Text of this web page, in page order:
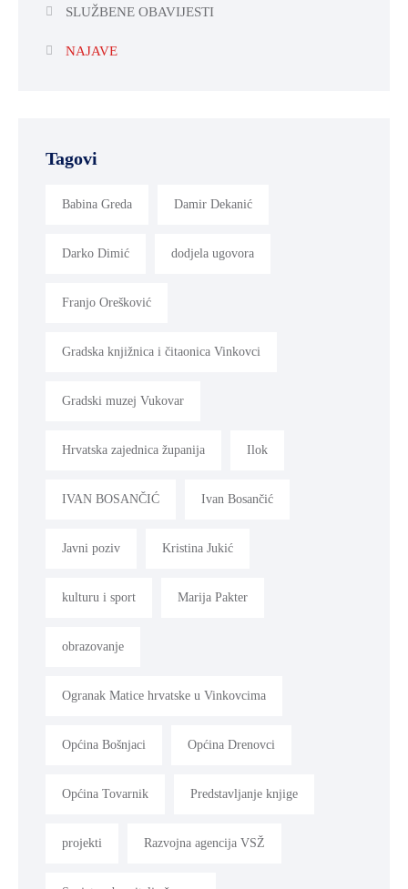
SLUŽBENE OBAVIJESTI
NAJAVE
Tagovi
Babina Greda Damir Dekanić
Darko Dimić dodjela ugovora
Franjo Orešković
Gradska knjižnica i čitaonica Vinkovci
Gradski muzej Vukovar
Hrvatska zajednica županija Ilok
IVAN BOSANČIĆ Ivan Bosančić
Javni poziv Kristina Jukić
kulturu i sport Marija Pakter
obrazovanje
Ogranak Matice hrvatske u Vinkovcima
Općina Bošnjaci Općina Drenovci
Općina Tovarnik Predstavljanje knjige
projekti Razvojna agencija VSŽ